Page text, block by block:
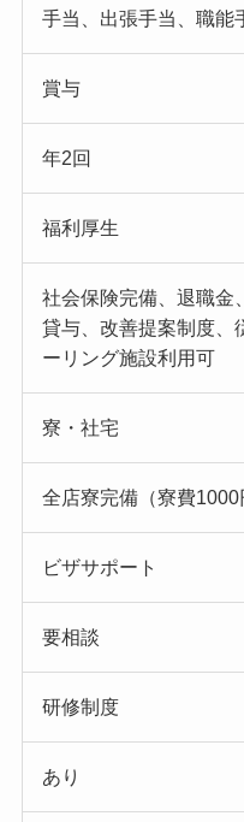
手当、出張手当、職能
賞与
年2回
福利厚生
社会保険完備、退職金
貸与、改善提案制度、
ーリング施設利用可
寮・社宅
全店寮完備（寮費1000
ビザサポート
要相談
研修制度
あり